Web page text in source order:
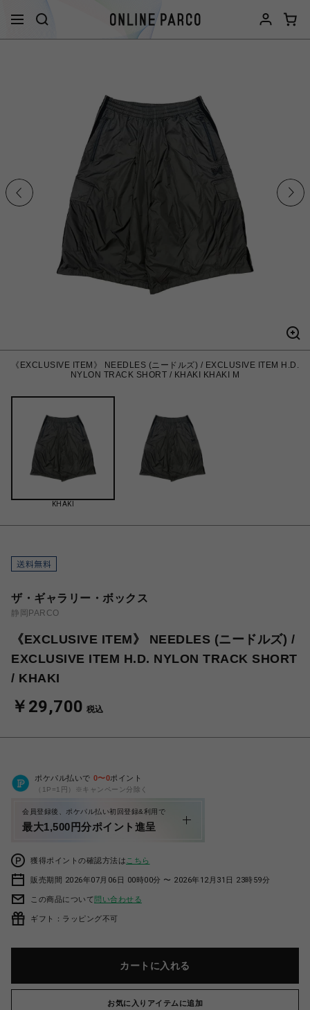
《EXCLUSIVE ITEM》 NEEDLES (ニードルズ) / EXCLUSIVE ITEM H.D.
NYLON TRACK SHORT / KHAKI KHAKI M
KHAKI
ザ・ギャラリー・ボックス
静岡PARCO
《EXCLUSIVE ITEM》 NEEDLES (ニードルズ) /
EXCLUSIVE ITEM H.D. NYLON TRACK SHORT
/ KHAKI
￥29,700 税込
ポケパル払いで 0〜0ポイント
（1P=1円）※キャンペーン分除く
会員登録後、ポケパル払い初回登録&利用で
最大1,500円分ポイント進呈
獲得ポイントの確認方法は こちら
販売期間 2026年07月06日 00時00分 〜 2026年12月31日 23時59分
この商品について問い合わせる
ギフト：ラッピング不可
カートに入れる
お気に入りアイテムに追加